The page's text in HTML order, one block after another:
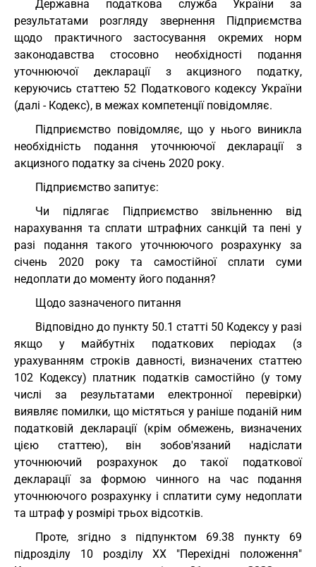
Державна податкова служба України за
результатами розгляду звернення Підприємства
щодо практичного застосування окремих норм
законодавства стосовно необхідності подання
уточнюючої декларації з акцизного податку,
керуючись статтею 52 Податкового кодексу України
(далі - Кодекс), в межах компетенції повідомляє.
Підприємство повідомляє, що у нього виникла
необхідність подання уточнюючої декларації з
акцизного податку за січень 2020 року.
Підприємство запитує:
Чи підлягає Підприємство звільненню від
нарахування та сплати штрафних санкцій та пені у
разі подання такого уточнюючого розрахунку за
січень 2020 року та самостійної сплати суми
недоплати до моменту його подання?
Щодо зазначеного питання
Відповідно до пункту 50.1 статті 50 Кодексу у разі
якщо у майбутніх податкових періодах (з
урахуванням строків давності, визначених статтею
102 Кодексу) платник податків самостійно (у тому
числі за результатами електронної перевірки)
виявляє помилки, що містяться у раніше поданій ним
податковій декларації (крім обмежень, визначених
цією статтею), він зобов'язаний надіслати
уточнюючий розрахунок до такої податкової
декларації за формою чинного на час подання
уточнюючого розрахунку і сплатити суму недоплати
та штраф у розмірі трьох відсотків.
Проте, згідно з підпунктом 69.38 пункту 69
підрозділу 10 розділу XX "Перехідні положення"